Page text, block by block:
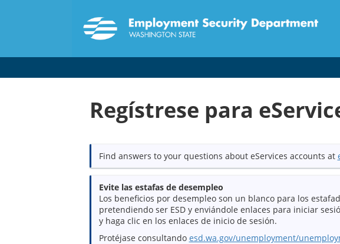
Regístrese para
Find answers to your questions about eServices accounts at
Evite las estafas de desempleo
Los beneficios por desempleo son un blanco para los
pretendiendo ser ESD y enviándole enlaces para iniciar
y haga clic en los enlaces de inicio de sesión.
Protéjase consultando esd.wa.gov/unemployment/